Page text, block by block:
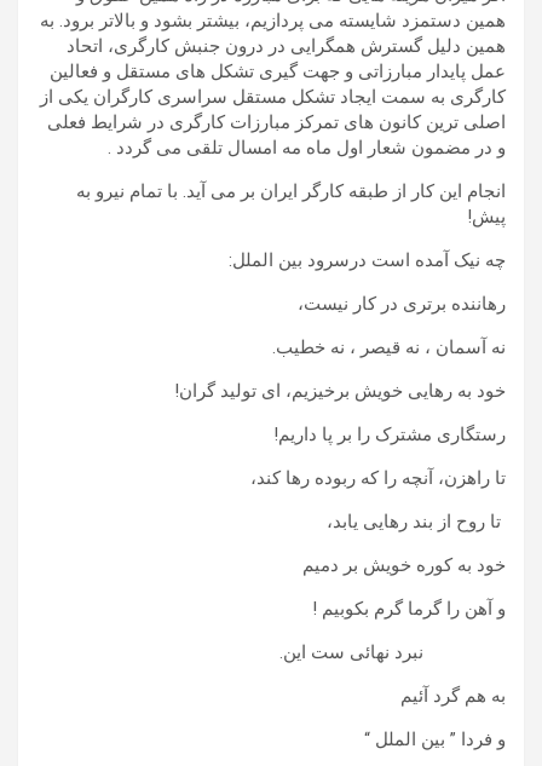
همین دستمزد شایسته می پردازیم، بیشتر بشود و بالاتر برود. به
همین دلیل گسترش همگرایی در درون جنبش کارگری، اتحاد
عمل پایدار مبارزاتی و جهت گیری تشکل های مستقل و فعالین
کارگری به سمت ایجاد تشکل مستقل سراسری کارگران یکی از
اصلی ترین کانون های تمرکز مبارزات کارگری در شرایط فعلی
و در مضمون شعار اول ماه مه امسال تلقی می گردد .
انجام این کار از طبقه کارگر ایران بر می آید. با تمام نیرو به
پیش!
چه نیک آمده است درسرود بین الملل:
رهاننده برتری در کار نیست،
نه آسمان ، نه قیصر ، نه خطیب.
خود به رهایی خویش برخیزیم، ای تولید گران!
رستگاری مشترک را بر پا داریم!
تا راهزن، آنچه را که ربوده رها کند،
تا روح از بند رهایی یابد،
خود به کوره خویش بر دمیم
و آهن را گرما گرم بکوبیم !
نبرد نهائی ست این.
به هم گرد آئیم
و فردا ” بین الملل “